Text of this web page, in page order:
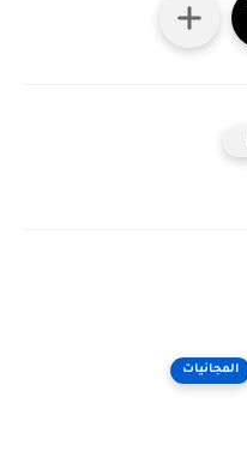
المجانيات